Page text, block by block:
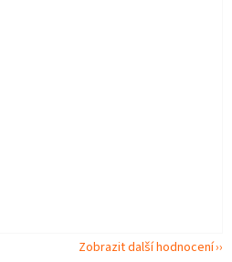
je 5 z 5 hvězdiček.
je 5 z 5 hvězdiček.
Zobrazit další hodnocení